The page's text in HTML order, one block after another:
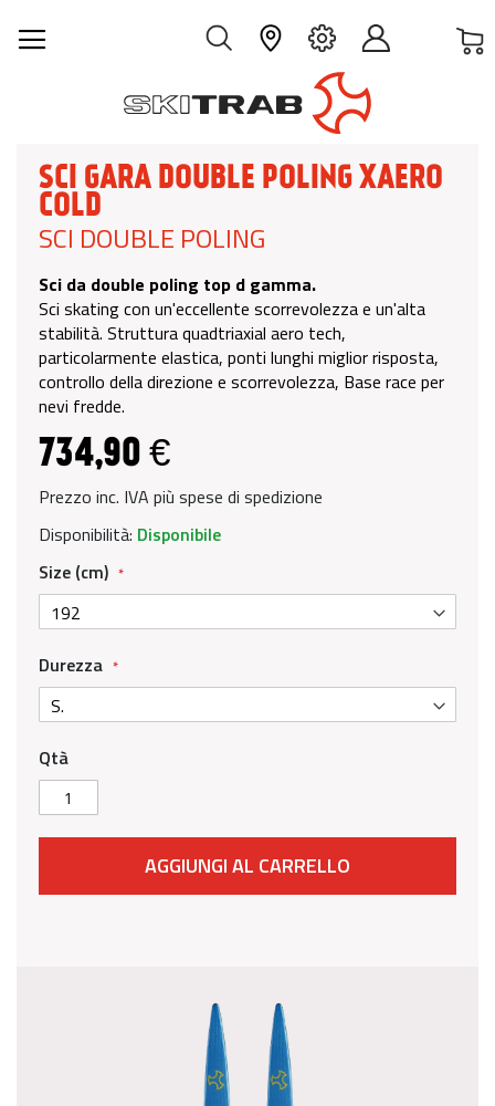
SCI GARA DOUBLE POLING XAERO
COLD
SCI DOUBLE POLING
Sci da double poling top d gamma.
Sci skating con un'eccellente scorrevolezza e un'alta
stabilità. Struttura quadtriaxial aero tech,
particolarmente elastica, ponti lunghi miglior risposta,
controllo della direzione e scorrevolezza, Base race per
nevi fredde.
734,90 €
Prezzo inc. IVA più spese di spedizione
Disponibilità: Disponibile
Size (cm)
Durezza
Qtà
AGGIUNGI AL CARRELLO